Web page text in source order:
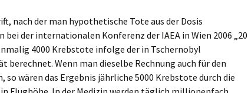
nach der man hypothetische Tote aus der Dosis
bei der internationalen Konferenz der IAEA in Wien 2006 „20
4000 Krebstote infolge der in Tschernobyl
Wenn man dieselbe Rechnung auch für den
so wären das Ergebnis jährliche 5000 Krebstote durch die